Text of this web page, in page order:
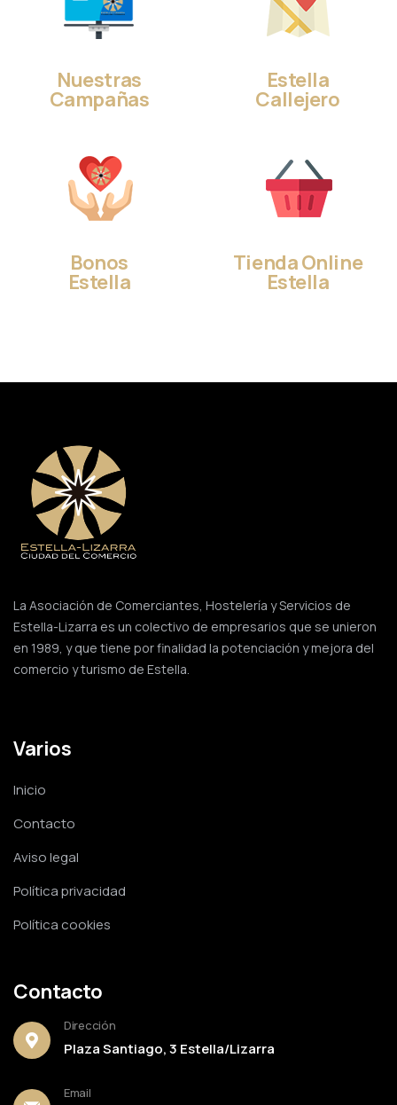
Nuestras
Campañas
Estella
Callejero
Bonos
Estella
Tienda Online
Estella
La Asociación de Comerciantes, Hostelería y Servicios de
Estella-Lizarra es un colectivo de empresarios que se unieron
en 1989, y que tiene por finalidad la potenciación y mejora del
comercio y turismo de Estella.
Varios
Inicio
Contacto
Aviso legal
Política privacidad
Política cookies
Contacto
Dirección
Plaza Santiago, 3 Estella/Lizarra
Email